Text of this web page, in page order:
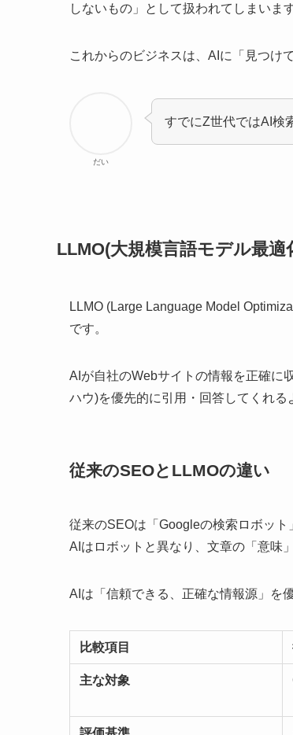
しないもの」として扱われてしまいます
これからのビジネスは、AIに「見つけ
だい
すでにZ世代ではAI検
LLMO(大規模言語モデル最適
LLMO (Large Language Model
です。
AIが自社のWebサイトの情報を正確に
ハウ)を優先的に引用・回答してくれる
従来のSEOとLLMOの違い
従来のSEOは「Googleの検索ロボット
AIはロボットと異なり、文章の「意味
AIは「信頼できる、正確な情報源」を
比較項目
主な対象